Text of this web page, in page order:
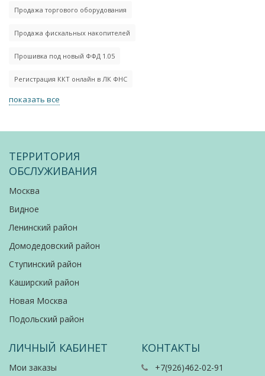
Продажа торгового оборудования
Продажа фискальных накопителей
Прошивка под новый ФФД 1.05
Регистрация ККТ онлайн в ЛК ФНС
показать все
ТЕРРИТОРИЯ
ОБСЛУЖИВАНИЯ
Москва
Видное
Ленинский район
Домодедовский район
Ступинский район
Каширский район
Новая Москва
Подольский район
ЛИЧНЫЙ КАБИНЕТ
Мои заказы
КОНТАКТЫ
+7(926)462-02-91